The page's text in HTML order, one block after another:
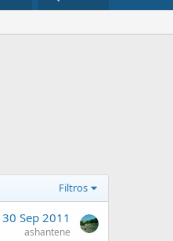
Filtros
30 Sep 2011
ashantene